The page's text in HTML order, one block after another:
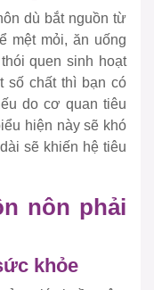
dù bắt nguồn từ
mệt mỏi, ăn uống
quen sinh hoạt
số chất thì bạn có
do cơ quan tiêu
hiện này sẽ khó
sẽ khiến hệ tiêu
nôn phải
khỏe